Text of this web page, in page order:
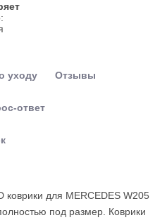
уходу Отзывы
ответ
коврики для MERCEDES W205
под размер. Коврики